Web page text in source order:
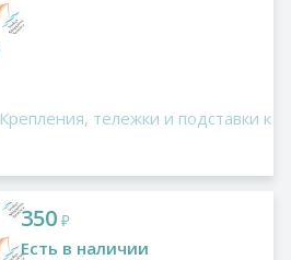
Крепления, тележки и подставки к
350 ₽
Есть в наличии